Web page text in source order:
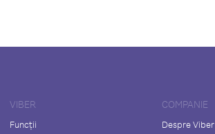
VIBER
Funcții
COMPANIE
Despre Viber